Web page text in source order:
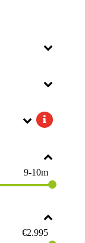
9-10m
€2.995